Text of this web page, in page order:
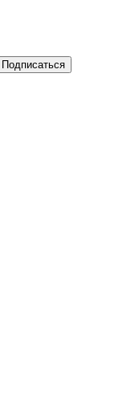
Подписаться